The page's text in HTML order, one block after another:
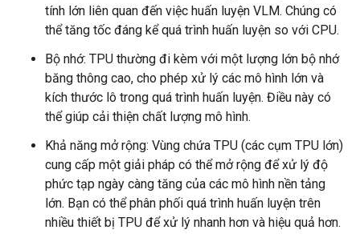
tính lớn liên quan đến việc huấn luyện VLM. Chúng có
thể tăng tốc đáng kể quá trình huấn luyện so với CPU.
Bộ nhớ: TPU thường đi kèm với một lượng lớn bộ nhớ
băng thông cao, cho phép xử lý các mô hình lớn và
kích thước lô trong quá trình huấn luyện. Điều này có
thể giúp cải thiện chất lượng mô hình.
Khả năng mở rộng: Vùng chứa TPU (các cụm TPU lớn)
cung cấp một giải pháp có thể mở rộng để xử lý độ
phức tạp ngày càng tăng của các mô hình nền tảng
lớn. Bạn có thể phân phối quá trình huấn luyện trên
nhiều thiết bị TPU để xử lý nhanh hơn và hiệu quả hơn.